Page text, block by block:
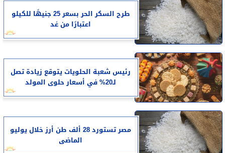
طرح السكر الحر بسعر 25 جنيهًا للكيلو
اعتبارًا من غد
رئيس شعبة الحلويات يتوقع زيادة تصل
لـ20% في أسعار حلوى المولد
مصر تستورد 28 ألف طن أرز خلال يوليو
الماضى